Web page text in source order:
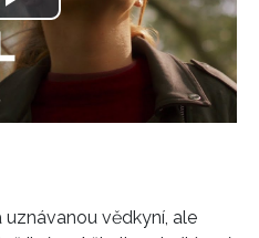
Play
Video
vědkyní, ale